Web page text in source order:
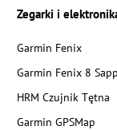
Zegarki i
Garmin Fenix
Garmin Fenix 8
HRM Czujnik Tętna
Garmin GPSMap